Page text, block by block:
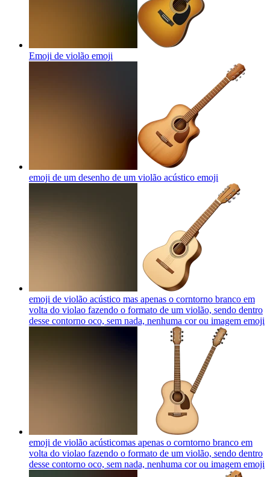
Emoji de violão emoji
emoji de um desenho de um violão acústico emoji
emoji de violão acústico mas apenas o corntorno branco em
volta do violao fazendo o formato de um violão, sendo dentro
desse contorno oco, sem nada, nenhuma cor ou imagem emoji
emoji de violão acústicomas apenas o corntorno branco em
volta do violao fazendo o formato de um violão, sendo dentro
desse contorno oco, sem nada, nenhuma cor ou imagem emoji